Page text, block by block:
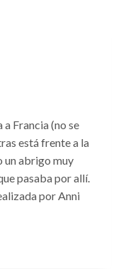
Francia (no se
está frente a la
un abrigo muy
pasaba por allí.
por Anni